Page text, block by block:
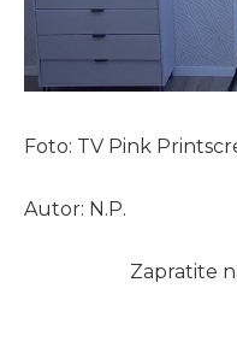
Foto: TV Pink
Autor: N.P.
Zapratite